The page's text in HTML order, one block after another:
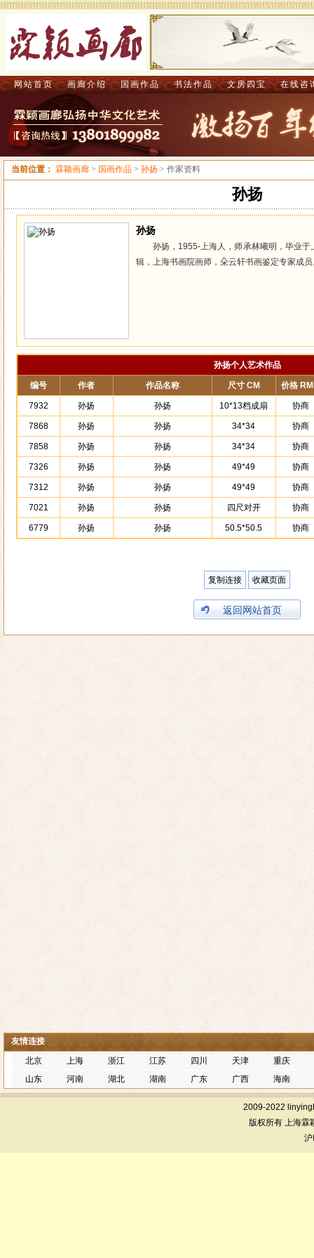
网站首页 画廊介绍 国画作品 书法作品 文房四宝 在线咨
当前位置： 霖颖画廊 > 国画作品 > 孙扬 > 作家资料
孙扬
孙扬
孙扬，1955-上海人，师承林曦明，毕业
辑，上海书画院画师，朵云轩书画鉴定专家成员
孙扬个人艺术作品
编号 作者 作品名称 尺寸 CM 价格
7932 孙扬 孙扬 10*13档成扇 协商
7868 孙扬 孙扬 34*34 协商
7858 孙扬 孙扬 34*34 协商
7326 孙扬 孙扬 49*49 协商
7312 孙扬 孙扬 49*49 协商
7021 孙扬 孙扬 四尺对开 协商
6779 孙扬 孙扬 50.5*50.5 协商
复制连接 收藏页面
返回网站首页
友情连接
北京
上海 浙江 江苏 四川 天津
重庆
山东
河南 湖北 湖南 广东 广西 海南
2009-2022
版权所有 上海霖